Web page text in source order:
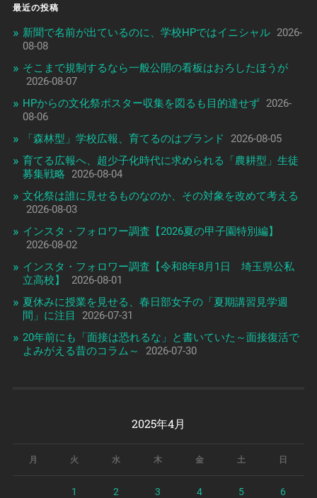
最近の投稿
新聞で名前が出ているのに、学校HPではイニシャル 2026-
08-08
そこまで規制するなら一般公開の看板はおろしたほうが
2026-08-07
HPからの文化祭ポスター収集を図るも目的達せず 2026-
08-06
「森林型」学校広報、育てるのはブランド
2026-08-05
育てる広報へ、超少子化時代に求められる「農耕型」生徒
募集戦略
2026-08-04
文化祭は誰に見せるものなのか、その対象を改めて考える
2026-08-03
インスタ・フォロワー調査【2026夏の甲子園特別編】
2026-08-02
インスタ・フォロワー調査【令和8年8月1日 埼玉県公私
立高校】
2026-08-01
夏休みに授業を見せる、春日部女子の「夏期講習見学週
間」に注目
2026-07-31
20年前にも「面接は恐れるな」と書いていた～面接復活で
よみがえる昔のコラム～
2026-07-30
2025年4月
月 火 水 木 金 土 日
1 2 3 4 5 6